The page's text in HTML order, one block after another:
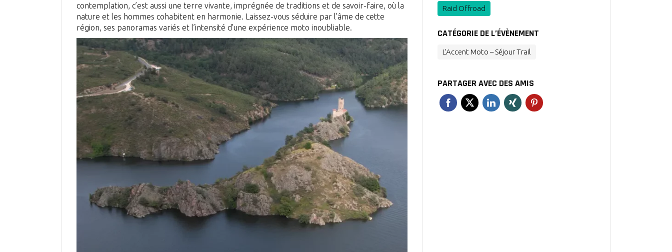
contemplation, c’est aussi une terre vivante, imprégnée de traditions et de savoir-faire, où la
nature et les hommes cohabitent en harmonie. Laissez-vous séduire par l’âme de cette
région, ses panoramas variés et l’intensité d’une expérience moto inoubliable.
Raid Offroad
CATÉGORIE DE L’ÉVÈNEMENT
L’Accent Moto – Séjour Trail
PARTAGER AVEC DES AMIS